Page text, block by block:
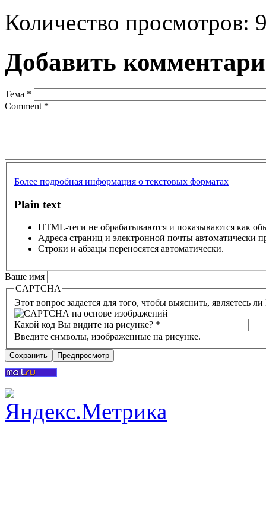
Количество просмотров:
Добавить
Тема *
Comment *
Более подробная информация о текстовых форматах
Plain text
HTML-теги не обрабатываются и показываются как
Адреса страниц и электронной почты автоматически
Строки и абзацы переносятся автоматически.
Ваше имя
CAPTCHA
Этот вопрос задается для того, чтобы выяснить, являетесь
Какой код Вы видите на рисунке? *
Введите символы, изображенные на рисунке.